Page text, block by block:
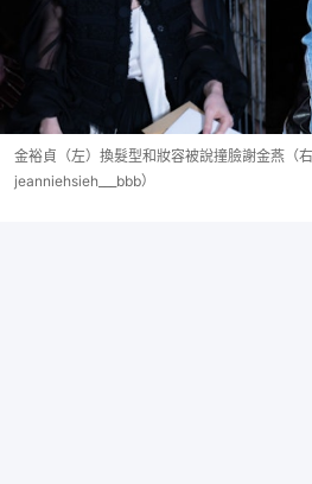
金裕貞（左）換髮型和妝容被說撞臉謝金燕（
jeanniehsieh___bbb）